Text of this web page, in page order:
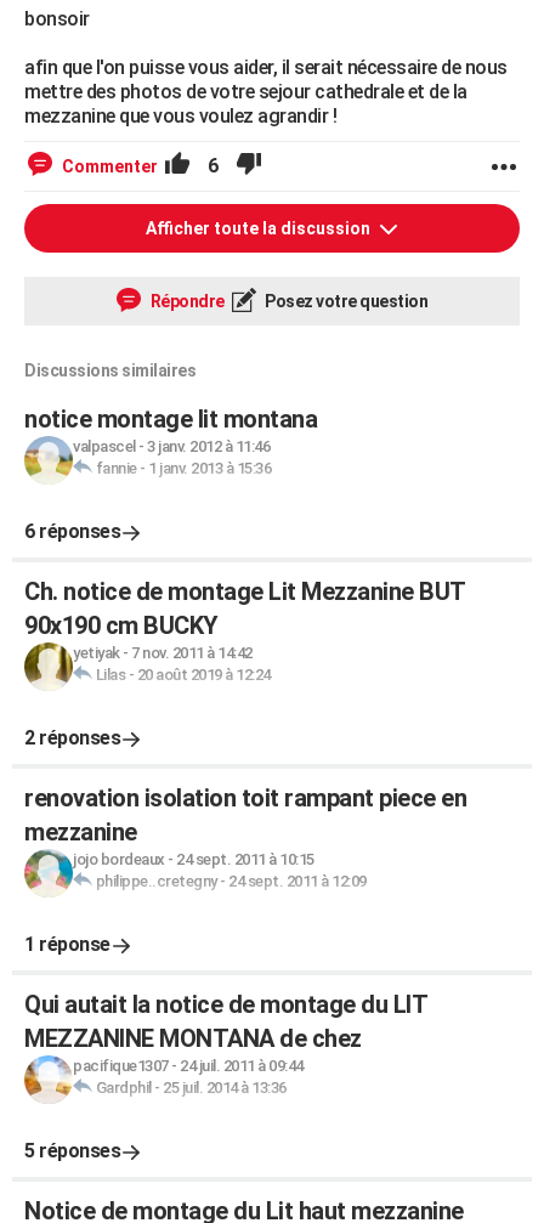
bonsoir
afin que l'on puisse vous aider, il serait nécessaire de nous
mettre des photos de votre sejour cathedrale et de la
mezzanine que vous voulez agrandir !
Commenter 6
Afficher toute la discussion
Répondre Posez votre question
Discussions similaires
notice montage lit montana
valpascel - 3 janv. 2012 à 11:46
fannie- 1 janv. 2013 à 15:36
6 réponses
Ch. notice de montage Lit Mezzanine BUT
90x190 cm BUCKY
yetiyak- 7 nov. 2011 à 14:42
Lilas- 20 août 2019 à 12:24
2 réponses
renovation isolation toit rampant piece en
mezzanine
jojo bordeaux - 24 sept. 2011 à 10:15
philippe..cretegny- 24 sept. 2011 à 12:09
1 réponse
Qui autait la notice de montage du LIT
MEZZANINE MONTANA de chez
pacifique1307- 24 juil. 2011 à 09:44
Gardphil - 25 juil. 2014 à 13:36
5 réponses
Notice de montage du Lit haut mezzanine